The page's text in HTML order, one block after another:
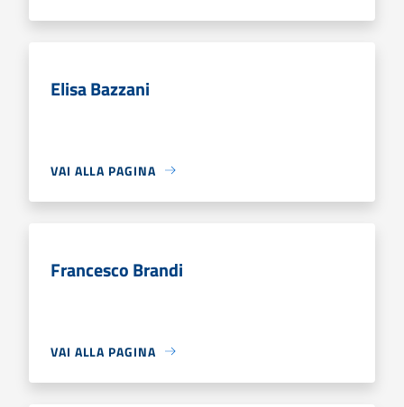
Elisa Bazzani
VAI ALLA PAGINA
Francesco Brandi
VAI ALLA PAGINA